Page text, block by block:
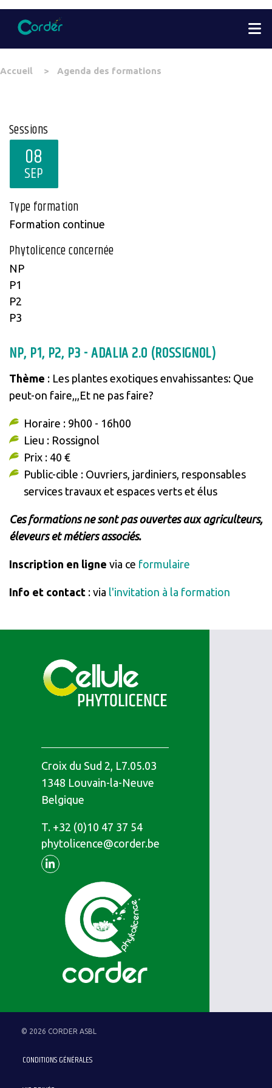
Aller
contenu
principal
You
Accueil Agenda des formations
Sessions
08
SEP
Type formation
Formation continue
Phytolicence concernée
NP
P1
P2
P3
NP, P1, P2, P3 - ADALIA 2.0 (ROSSIGNOL)
Thème : Les plantes exotiques envahissantes: Que
peut-on faire,,,Et ne pas faire?
Horaire : 9h00 - 16h00
Lieu : Rossignol
Prix : 40 €
Public-cible : Ouvriers, jardiniers, responsables
services travaux et espaces verts et élus
Ces formations ne sont pas ouvertes aux agriculteurs,
éleveurs et métiers associés.
Inscription en ligne via ce formulaire
Info et contact : via l'invitation à la formation
Croix du Sud 2, L7.05.03
1348 Louvain-la-Neuve
Belgique
T.Téléphone
+32 (0)10 47 37 54
phytolicence@corder.be
Linkedin
© 2026 CORDER ASBL
Menu
CONDITIONS GÉNÉRALES